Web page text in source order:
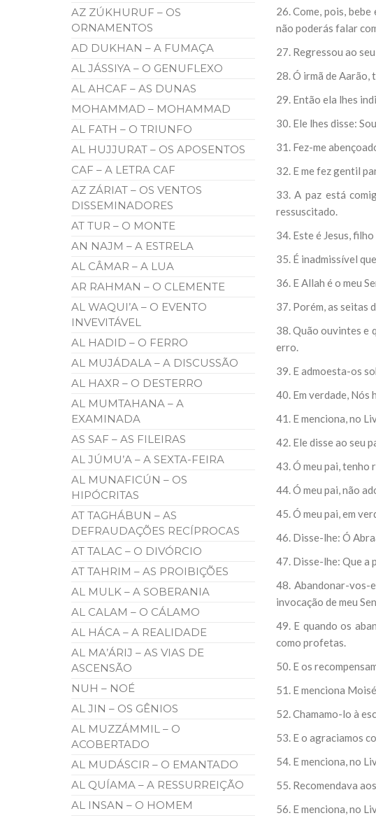
AZ ZÚKHURUF – OS
ORNAMENTOS
AD DUKHAN – A FUMAÇA
AL JÁSSIYA – O GENUFLEXO
AL AHCAF – AS DUNAS
MOHAMMAD – MOHAMMAD
AL FATH – O TRIUNFO
AL HUJJURAT – OS APOSENTOS
CAF – A LETRA CAF
AZ ZÁRIAT – OS VENTOS
DISSEMINADORES
AT TUR – O MONTE
AN NAJM – A ESTRELA
AL CÂMAR – A LUA
AR RAHMAN – O CLEMENTE
AL WAQUI’A – O EVENTO
INVEVITÁVEL
AL HADID – O FERRO
AL MUJÁDALA – A DISCUSSÃO
AL HAXR – O DESTERRO
AL MUMTAHANA – A
EXAMINADA
AS SAF – AS FILEIRAS
AL JÚMU’A – A SEXTA-FEIRA
AL MUNAFICÚN – OS
HIPÓCRITAS
AT TAGHÁBUN – AS
DEFRAUDAÇÕES RECÍPROCAS
AT TALAC – O DIVÓRCIO
AT TAHRIM – AS PROIBIÇÕES
AL MULK – A SOBERANIA
AL CALAM – O CÁLAMO
AL HÁCA – A REALIDADE
AL MA’ÁRIJ – AS VIAS DE
ASCENSÃO
NUH – NOÉ
AL JIN – OS GÊNIOS
AL MUZZÁMMIL – O
ACOBERTADO
AL MUDÁSCIR – O EMANTADO
AL QUÍAMA – A RESSURREIÇÃO
AL INSAN – O HOMEM
26. Come, pois,
não poderás falar
27. Regressou ao
28. Ó irmã de Aarão,
29. Então ela lhes
30. Ele lhes disse:
31. Fez-me
32. E me fez gentil
33. A paz está
ressuscitado.
34. Este é Jesus,
35. É inadmissível
36. E Allah é o meu
37. Porém, as seitas
38. Quão ouvintes e
erro.
39. E admoesta-os
40. Em verdade,
41. E menciona, no
42. Ele disse ao seu
43. Ó meu pai, tenho
44. Ó meu pai, não
45. Ó meu pai, em
46. Disse-lhe: Ó
47. Disse-lhe: Que a
48. Abandonar-vos-
invocação de meu
49. E quando os
como profetas.
50. E os
51. E menciona
52. Chamamo-lo à
53. E o agraciamos
54. E menciona, no
55. Recomendava
56. E menciona, no